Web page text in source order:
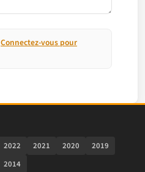
Connectez-vous pour
2022 2021 2020
2019
2014